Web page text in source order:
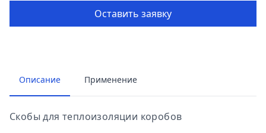
Оставить заявку
Описание Применение
Скобы для теплоизоляции коробов